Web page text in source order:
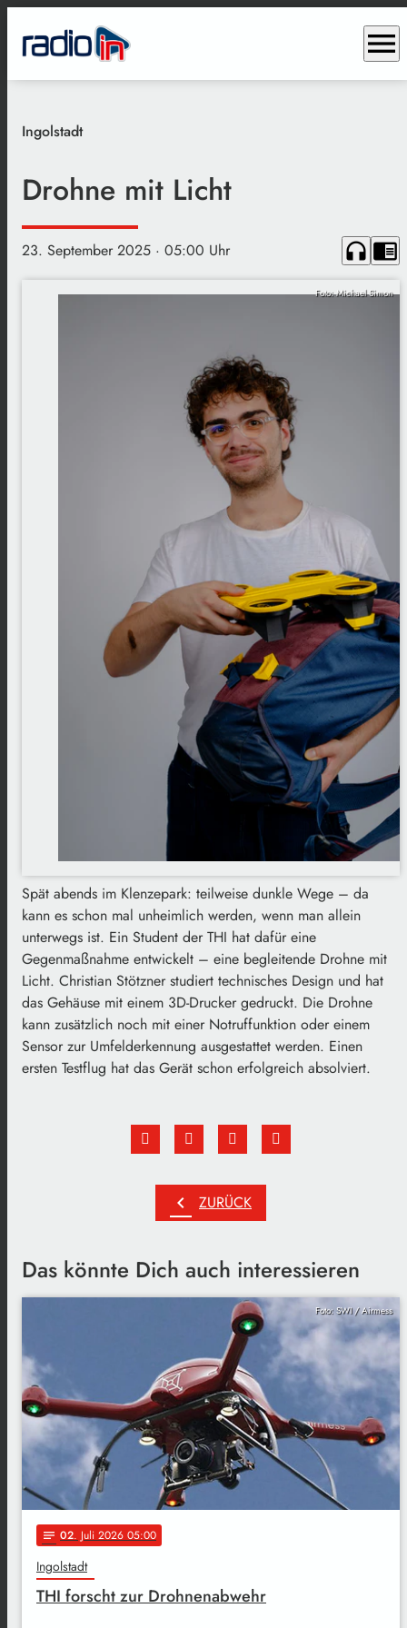
menu
Ingolstadt
Drohne mit Licht
23. September 2025 · 05:00 Uhr headphones chrome_reader_mode
Foto: Michael Simon
Spät abends im Klenzepark: teilweise dunkle Wege – da
kann es schon mal unheimlich werden, wenn man allein
unterwegs ist. Ein Student der THI hat dafür eine
Gegenmaßnahme entwickelt – eine begleitende Drohne mit
Licht. Christian Stötzner studiert technisches Design und hat
das Gehäuse mit einem 3D-Drucker gedruckt. Die Drohne
kann zusätzlich noch mit einer Notruffunktion oder einem
Sensor zur Umfelderkennung ausgestattet werden. Einen
ersten Testflug hat das Gerät schon erfolgreich absolviert.
chevron_left ZURÜCK
Das könnte Dich auch interessieren
Foto: SWI / Airmess
notes 02. Juli 2026 05:00
Ingolstadt
THI forscht zur Drohnenabwehr